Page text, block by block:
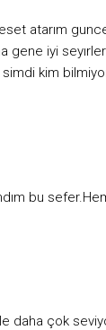
atarım
iyi seyırler
simdi kim
bu
daha çok